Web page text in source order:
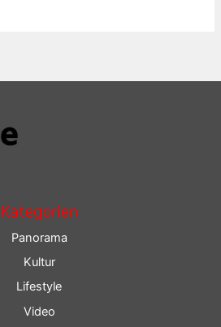
Kategorien
Panorama
Kultur
Lifestyle
Video